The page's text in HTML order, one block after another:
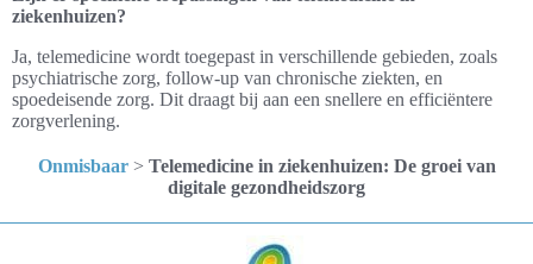
ziekenhuizen?
Ja, telemedicine wordt toegepast in verschillende gebieden, zoals
psychiatrische zorg, follow-up van chronische ziekten, en
spoedeisende zorg. Dit draagt bij aan een snellere en efficiëntere
zorgverlening.
Onmisbaar> Telemedicine in ziekenhuizen: De groei van
digitale gezondheidszorg